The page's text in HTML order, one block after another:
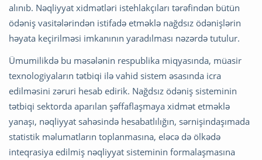
alınıb. Nəqliyyat xidmətləri istehlakçıları tərəfindən bütün
ödəniş vasitələrindən istifadə etməklə nağdsız ödənişlərin
həyata keçirilməsi imkanının yaradılması nəzərdə tutulur.
Ümumilikdə bu məsələnin respublika miqyasında, müasir
texnologiyaların tətbiqi ilə vahid sistem əsasında icra
edilməsini zəruri hesab edirik. Nağdsız ödəniş sisteminin
tətbiqi sektorda aparılan şəffaflaşmaya xidmət etməklə
yanaşı, nəqliyyat sahəsində hesabatlılığın, sərnişindaşımada
statistik məlumatların toplanmasına, eləcə də ölkədə
inteqrasiya edilmiş nəqliyyat sisteminin formalaşmasına